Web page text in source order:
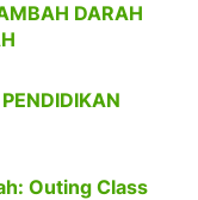
DARAH
Outing Class